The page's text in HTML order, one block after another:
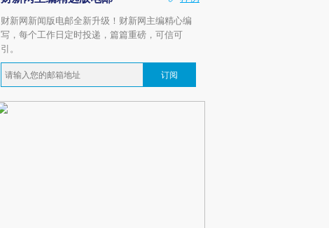
财新网新闻版电邮全新升级！财新网主编精心编
写，每个工作日定时投递，篇篇重磅，可信可
引。
订阅